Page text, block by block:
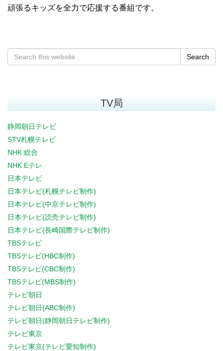
頑張るキッズを全力で応援する番組です。
Search
TV局
静岡朝日テレビ
STV札幌テレビ
NHK 総合
NHK Eテレ
日本テレビ
日本テレビ(札幌テレビ制作)
日本テレビ(中京テレビ制作)
日本テレビ(読売テレビ制作)
日本テレビ(長崎国際テレビ制作)
TBSテレビ
TBSテレビ(HBC制作)
TBSテレビ(CBC制作)
TBSテレビ(MBS制作)
テレビ朝日
テレビ朝日(ABC制作)
テレビ朝日(静岡朝日テレビ制作)
テレビ東京
テレビ東京(テレビ愛知制作)